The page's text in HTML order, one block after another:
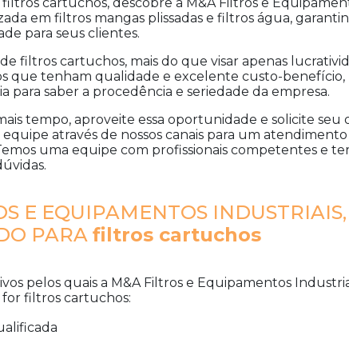
em filtros mangas plissadas e filtros água,
para seus clientes.
filtros cartuchos, mais do que visar apenas
que tenham qualidade e excelente custo-
para saber a procedência e seriedade da empresa.
tempo, aproveite essa oportunidade e solicite seu
equipe através de nossos canais para um
uma equipe com profissionais competentes e
E EQUIPAMENTOS
PARA filtros cartuchos
pelos quais a M&A Filtros e Equipamentos
for filtros cartuchos: